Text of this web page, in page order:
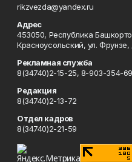
rikzvezda@yandex.ru
Адрес
453050, Республика
Красноусольский, ул. Фрунзе,
Рекламная служба
8(34740)2-15-25, 8-903-354-
Редакция
8(34740)2-13-72
Отдел кадров
8(34740)2-21-59